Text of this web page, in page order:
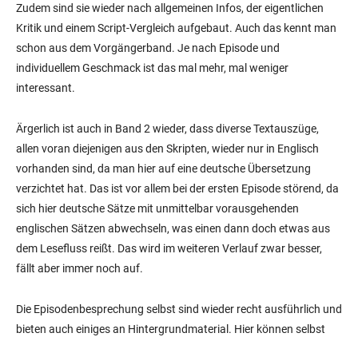
Zudem sind sie wieder nach allgemeinen Infos, der eigentlichen
Kritik und einem Script-Vergleich aufgebaut. Auch das kennt man
schon aus dem Vorgängerband. Je nach Episode und
individuellem Geschmack ist das mal mehr, mal weniger
interessant.
Ärgerlich ist auch in Band 2 wieder, dass diverse Textauszüge,
allen voran diejenigen aus den Skripten, wieder nur in Englisch
vorhanden sind, da man hier auf eine deutsche Übersetzung
verzichtet hat. Das ist vor allem bei der ersten Episode störend, da
sich hier deutsche Sätze mit unmittelbar vorausgehenden
englischen Sätzen abwechseln, was einen dann doch etwas aus
dem Lesefluss reißt. Das wird im weiteren Verlauf zwar besser,
fällt aber immer noch auf.
Die Episodenbesprechung selbst sind wieder recht ausführlich und
bieten auch einiges an Hintergrundmaterial. Hier können selbst